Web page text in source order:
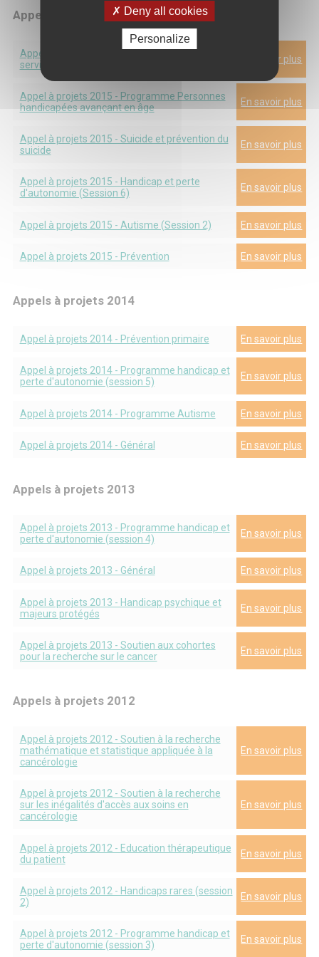
Appels à projets 2015
Appel à projets 2015 - Recherche sur les
services de santé et cancer
En savoir plus
Appel à projets 2015 - Programme Personnes
handicapées avançant en âge
En savoir plus
Appel à projets 2015 - Suicide et prévention du
suicide
En savoir plus
Appel à projets 2015 - Handicap et perte
d'autonomie (Session 6)
En savoir plus
Appel à projets 2015 - Autisme (Session 2) En savoir plus
Appel à projets 2015 - Prévention En savoir plus
Appels à projets 2014
Appel à projets 2014 - Prévention primaire En savoir plus
Appel à projets 2014 - Programme handicap et
perte d'autonomie (session 5)
En savoir plus
Appel à projets 2014 - Programme Autisme En savoir plus
Appel à projets 2014 - Général En savoir plus
Appels à projets 2013
Appel à projets 2013 - Programme handicap et
perte d'autonomie (session 4)
En savoir plus
Appel à projets 2013 - Général En savoir plus
Appel à projets 2013 - Handicap psychique et
majeurs protégés
En savoir plus
Appel à projets 2013 - Soutien aux cohortes
pour la recherche sur le cancer
En savoir plus
Appels à projets 2012
Appel à projets 2012 - Soutien à la recherche
mathématique et statistique appliquée à la
cancérologie
En savoir plus
Appel à projets 2012 - Soutien à la recherche
sur les inégalités d'accès aux soins en
cancérologie
En savoir plus
Appel à projets 2012 - Education thérapeutique
du patient
En savoir plus
Appel à projets 2012 - Handicaps rares (session
2)
En savoir plus
Appel à projets 2012 - Programme handicap et
perte d'autonomie (session 3)
En savoir plus
Deny all cookies
Personalize